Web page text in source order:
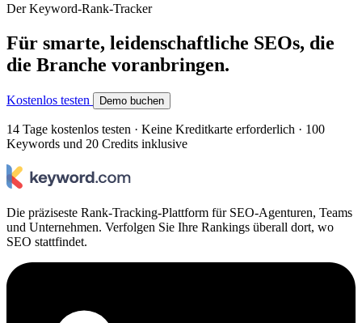
Der Keyword-Rank-Tracker
Für smarte, leidenschaftliche SEOs, die
die Branche voranbringen.
Kostenlos testen Demo buchen
14 Tage kostenlos testen · Keine Kreditkarte erforderlich · 100
Keywords und 20 Credits inklusive
Die präziseste Rank-Tracking-Plattform für SEO-Agenturen, Teams
und Unternehmen. Verfolgen Sie Ihre Rankings überall dort, wo
SEO stattfindet.